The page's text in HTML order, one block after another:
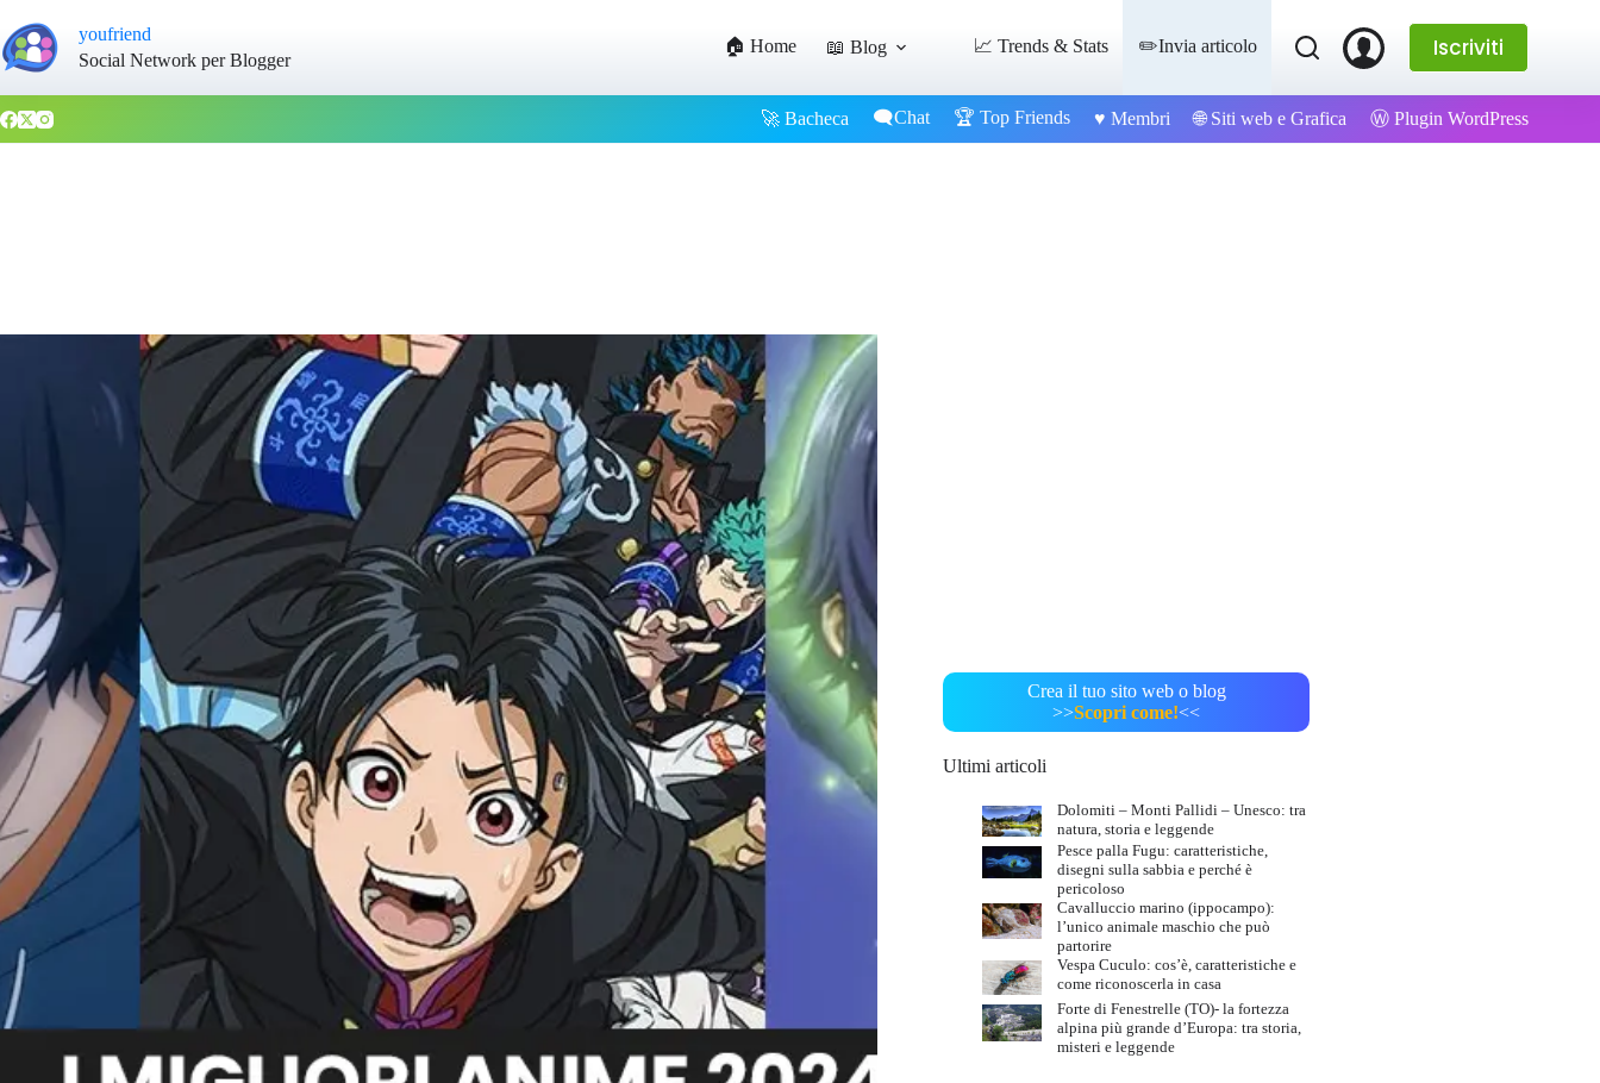
youfriend
Social Network per Blogger
🏠 Home 📖 Blog 📈 Trends & Stats ✏️Invia articolo Iscriviti
🚀 Bacheca 🗨️Chat 🏆 Top Friends ♥️ Membri 🌐 Siti web e Grafica Ⓦ Plugin WordPress
Crea il tuo sito web o blog
>>Scopri come!<<
Ultimi articoli
Dolomiti – Monti Pallidi – Unesco: tra
natura, storia e leggende
Pesce palla Fugu: caratteristiche,
disegni sulla sabbia e perché è
pericoloso
Cavalluccio marino (ippocampo):
l’unico animale maschio che può
partorire
Vespa Cuculo: cos’è, caratteristiche e
come riconoscerla in casa
Forte di Fenestrelle (TO)- la fortezza
alpina più grande d’Europa: tra storia,
misteri e leggende